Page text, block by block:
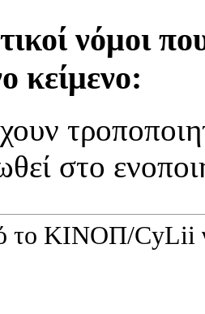
νόμοι
κείμενο:
στο
το ΚΙΝOΠ/CyLii